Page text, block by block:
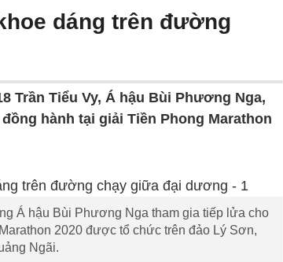
dáng trên đường
Trần Tiểu Vy, Á hậu Bùi Phương Nga,
hành tại giải Tiền Phong Marathon
Á hậu Bùi Phương Nga tham gia tiếp lửa cho
2020 được tổ chức trên đảo Lý Sơn,
Ngãi.